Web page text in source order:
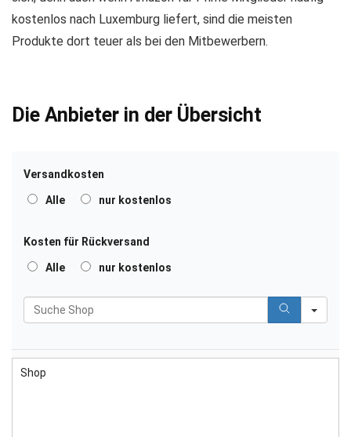
kostenlos nach Luxemburg liefert, sind die meisten
Produkte dort teuer als bei den Mitbewerbern.
Die Anbieter in der Übersicht
Versandkosten
A
Alle nur kostenlos
Kosten für Rückversand
A
l
Alle nur kostenlos
a
Shop